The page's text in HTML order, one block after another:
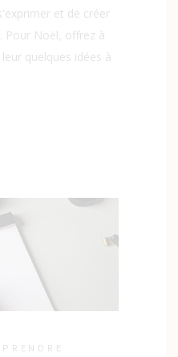
et de créer
Pour Noël, offrez à
quelques idées à